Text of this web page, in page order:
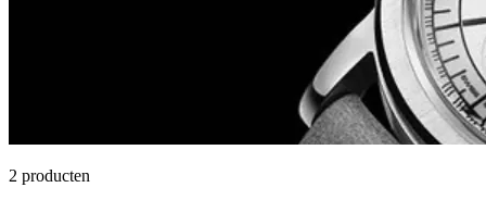
2 producten